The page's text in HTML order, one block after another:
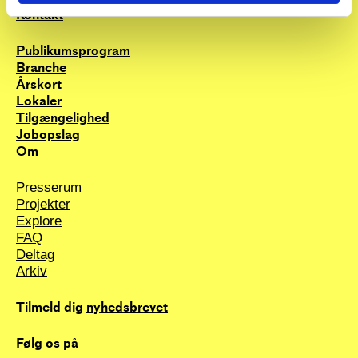
Kontakt
Publikums­program
Branche
Årskort
Lokaler
Tilgængelighed
Jobopslag
Om
Presserum
Projekter
Explore
FAQ
Deltag
Arkiv
Tilmeld dig nyhedsbrevet
Følg os på